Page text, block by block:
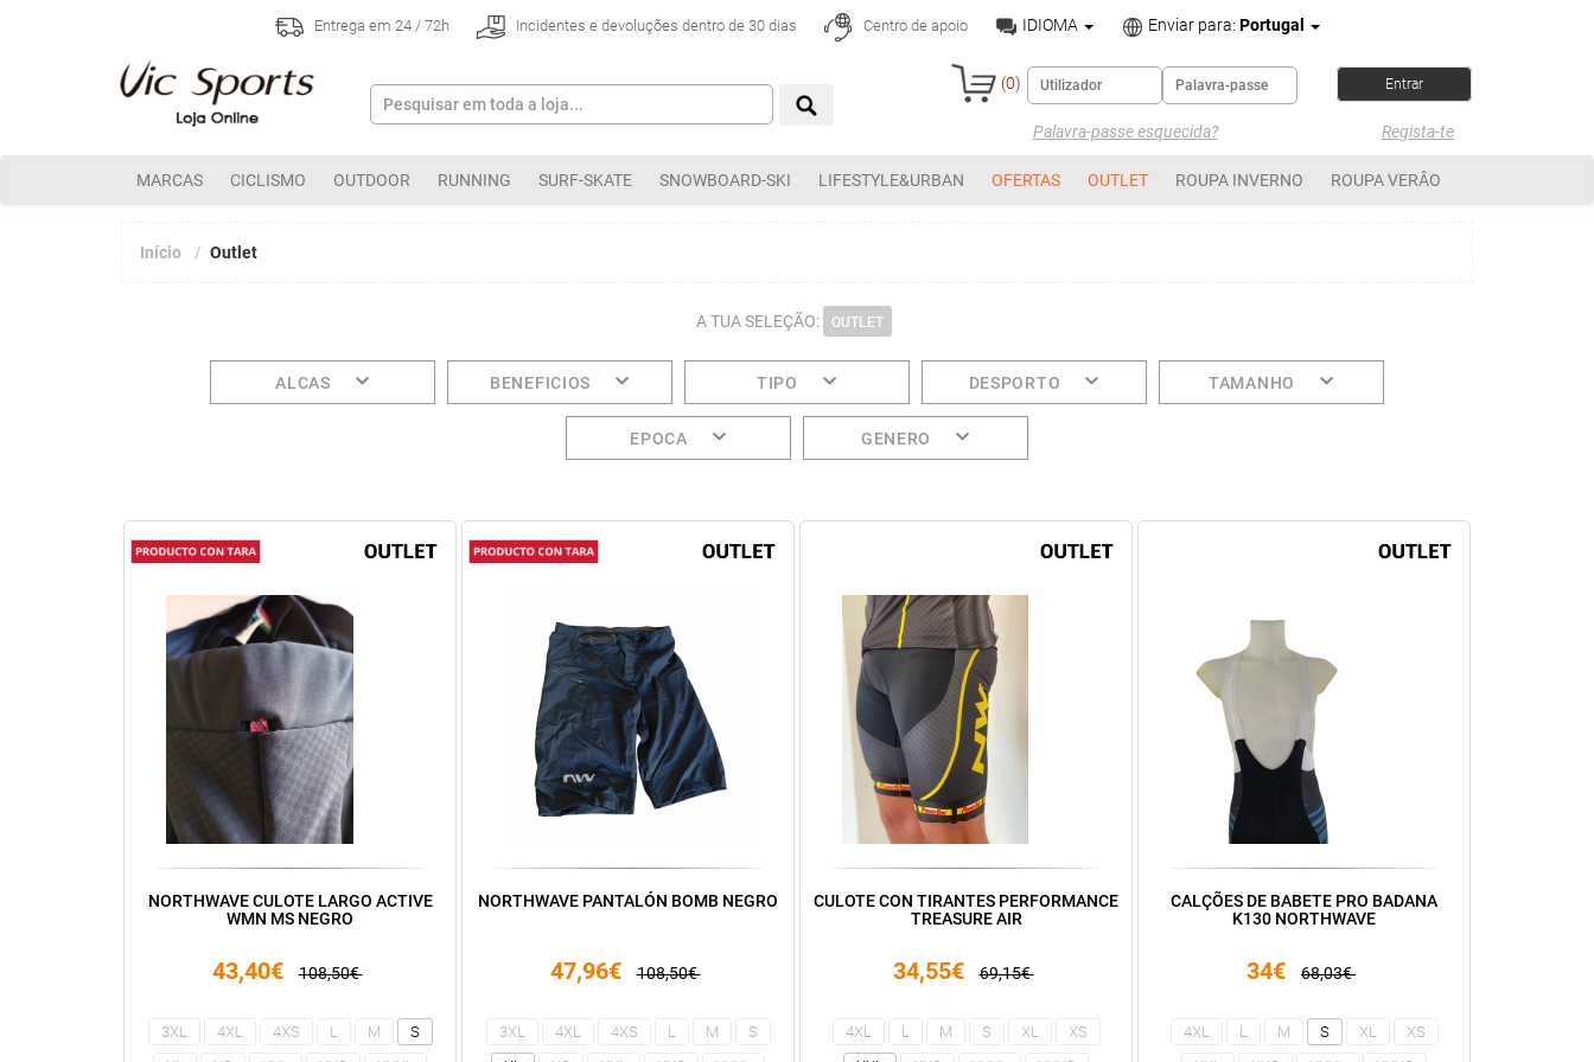
Entrega em 24 / 72h Incidentes e devoluções dentro de 30 dias Centro de apoio IDIOMA Enviar para: Portugal
(0)
Palavra-passe esquecida? Regista-te
MARCAS CICLISMO OUTDOOR RUNNING SURF-SKATE SNOWBOARD-SKI LIFESTYLE&URBAN OFERTAS OUTLET ROUPA INVERNO ROUPA VERÂO
Início Outlet
A TUA SELEÇÃO: OUTLET
ALCAS BENEFICIOS TIPO DESPORTO TAMANHO
EPOCA GENERO
NORTHWAVE CULOTE LARGO ACTIVE
WMN MS NEGRO
43,40€ 108,50€
3XL 4XL 4XS L M
S
NORTHWAVE PANTALÓN BOMB NEGRO
47,96€ 108,50€
3XL 4XL 4XS L M
S
CULOTE CON TIRANTES PERFORMANCE
TREASURE AIR
34,55€ 69,15€
4XL L M S XL
XS
CALÇÕES DE BABETE PRO BADANA
K130 NORTHWAVE
34€ 68,03€
4XL L M S XL
XS